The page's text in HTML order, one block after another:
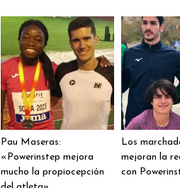
Pau Maseras:
«Powerinstep mejora
mucho la propiocepción
Los
mejoran la
con